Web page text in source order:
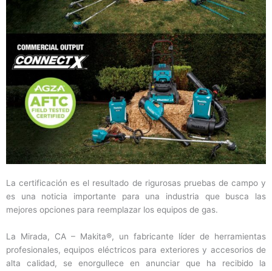
La certificación es el resultado de rigurosas pruebas de campo y
es una noticia importante para una industria que busca las
mejores opciones para reemplazar los equipos de gas.
La Mirada, CA – Makita®, un fabricante líder de herramientas
profesionales, equipos eléctricos para exteriores y accesorios de
alta calidad, se enorgullece en anunciar que ha recibido la